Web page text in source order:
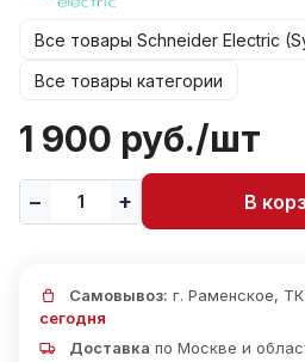
Все товары Schneider Electric
Все товары категории
1 900 руб./шт
В
Самовывоз: г. Раменское,
сегодня
Доставка по Москве и